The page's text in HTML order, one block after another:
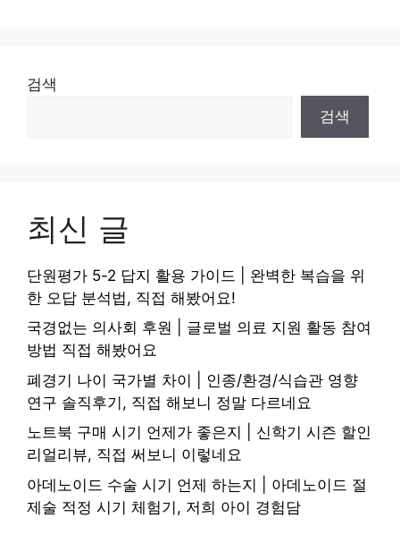
검색
검색
최신 글
단원평가 5-2 답지 활용 가이드 | 완벽한 복습을 위
한 오답 분석법, 직접 해봤어요!
국경없는 의사회 후원 | 글로벌 의료 지원 활동 참여
방법 직접 해봤어요
폐경기 나이 국가별 차이 | 인종/환경/식습관 영향
연구 솔직후기, 직접 해보니 정말 다르네요
노트북 구매 시기 언제가 좋은지 | 신학기 시즌 할인
리얼리뷰, 직접 써보니 이렇네요
아데노이드 수술 시기 언제 하는지 | 아데노이드 절
제술 적정 시기 체험기, 저희 아이 경험담